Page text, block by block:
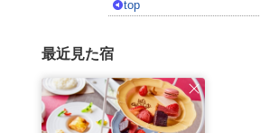
top
最近見た宿